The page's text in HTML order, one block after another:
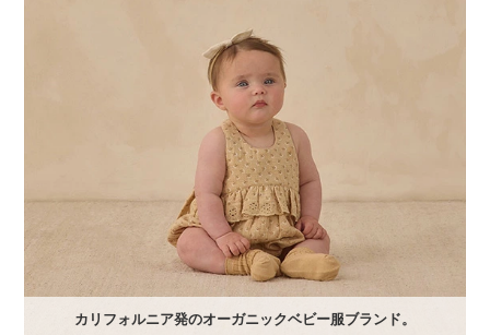
カリフォルニア発のオーガニックベビー服ブランド。